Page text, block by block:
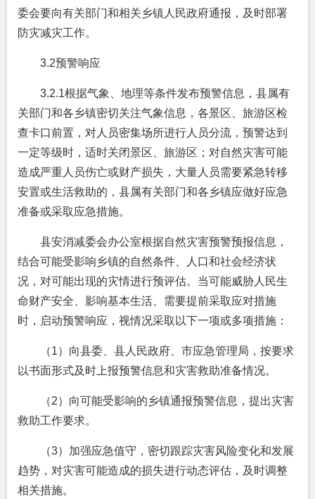
委会要向有关部门和相关乡镇人民政府通报，及时部署
防灾减灾工作。
3.2预警响应
3.2.1根据气象、地理等条件发布预警信息，县属有
关部门和各乡镇密切关注气象信息，各景区、旅游区检
查卡口前置，对人员密集场所进行人员分流，预警达到
一定等级时，适时关闭景区、旅游区；对自然灾害可能
造成严重人员伤亡或财产损失，大量人员需要紧急转移
安置或生活救助的，县属有关部门和各乡镇应做好应急
准备或采取应急措施。
县安消减委会办公室根据自然灾害预警预报信息，
结合可能受影响乡镇的自然条件、人口和社会经济状
况，对可能出现的灾情进行预评估。当可能威胁人民生
命财产安全、影响基本生活、需要提前采取应对措施
时，启动预警响应，视情况采取以下一项或多项措施：
（1）向县委、县人民政府、市应急管理局，按要求
以书面形式及时上报预警信息和灾害救助准备情况。
（2）向可能受影响的乡镇通报预警信息，提出灾害
救助工作要求。
（3）加强应急值守，密切跟踪灾害风险变化和发展
趋势，对灾害可能造成的损失进行动态评估，及时调整
相关措施。